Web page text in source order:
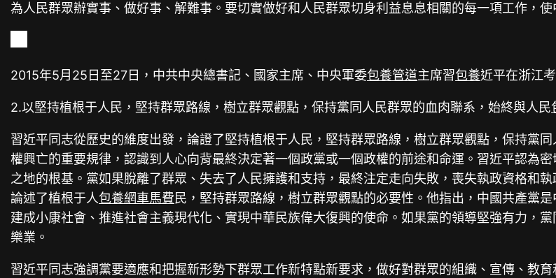
為人民群眾辦實事、做好事、解難事。要切實做好和人民群眾切身利益息息相關的每一項工作，使
2015年5月25日至27日，中共中央總書記、國家主席、中央軍委包養管道主席習包養近平在浙江
2.以堅持植根于人民，堅持群眾路線，樹立群眾觀點，保持黨同人民群眾的血肉聯系，始終與人民
習近平同志從歷史的維度出發，論證了堅持植根于人民，堅持群眾路線，樹立群眾觀點，保持黨
權興亡的重要規律，認識到人心向背最終決定著一個政黨或一個政權的前途和命運。習近平認為
之地的根基。黨如果脫離了群眾、失去了人民擁護和支持，最終注定走向失敗，喪失執政資格和
論述了植根于人包養網車馬費民，堅持群眾路線，樹立群眾觀點的必要性。他指出，中國共產黨
建成小康社會、推進社會主義現代化、實現中華民族偉大復興的使命。如果黨的領導堅強有力，
樂業。
習近平同志強調黨要適應和把握新形勢下群眾工作新特點新要求，做好對群眾的組織、宣傳、教